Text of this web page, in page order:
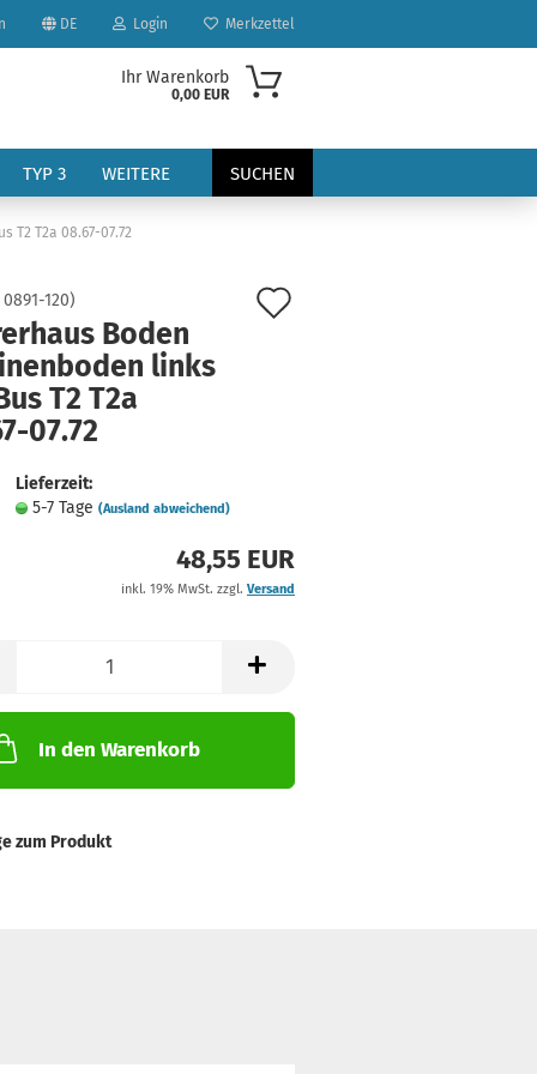
DE Login Merkzettel
Ihr Warenkorb
0,00 EUR
TYP 3 SUCHEN
WEITERE
T2 T2a 08.67-07.72
0891-120)
Boden
links
T2 T2a
07.72
Lieferzeit:
5-7 Tage (Ausland abweichend)
48,55 EUR
inkl. 19% MwSt. zzgl. Versand
In den Warenkorb
zum Produkt